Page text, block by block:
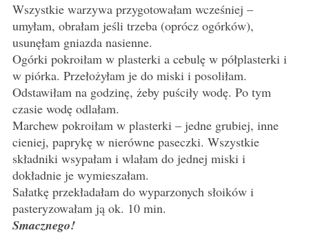
Wszystkie warzywa przygotowałam wcześniej –
umyłam, obrałam jeśli trzeba (oprócz ogórków),
usunęłam gniazda nasienne.
Ogórki pokroiłam w plasterki a cebulę w półplasterki i
w piórka. Przełożyłam je do miski i posoliłam.
Odstawiłam na godzinę, żeby puściły wodę. Po tym
czasie wodę odlałam.
Marchew pokroiłam w plasterki – jedne grubiej, inne
cieniej, paprykę w nierówne paseczki. Wszystkie
składniki wsypałam i wlałam do jednej miski i
dokładnie je wymieszałam.
Sałatkę przekładałam do wyparzonych słoików i
pasteryzowałam ją ok. 10 min.
Smacznego!